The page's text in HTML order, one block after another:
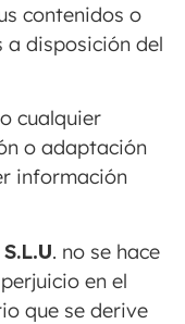
contenidos o
a disposición del
cualquier
o adaptación
información
.U. no se hace
en el
que se derive